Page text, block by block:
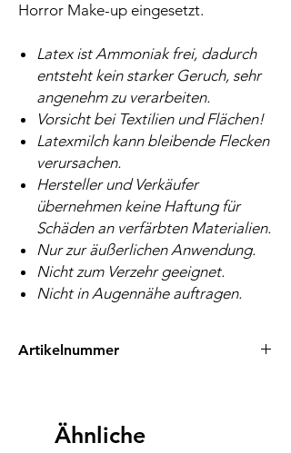
Horror Make-up eingesetzt.
Latex ist Ammoniak frei, dadurch
entsteht kein starker Geruch, sehr
angenehm zu verarbeiten.
Vorsicht bei Textilien und Flächen!
Latexmilch kann bleibende Flecken
verursachen.
Hersteller und Verkäufer
übernehmen keine Haftung für
Schäden an verfärbten Materialien.
Nur zur äußerlichen Anwendung.
Nicht zum Verzehr geeignet.
Nicht in Augennähe auftragen.
Artikelnummer
Ähnliche